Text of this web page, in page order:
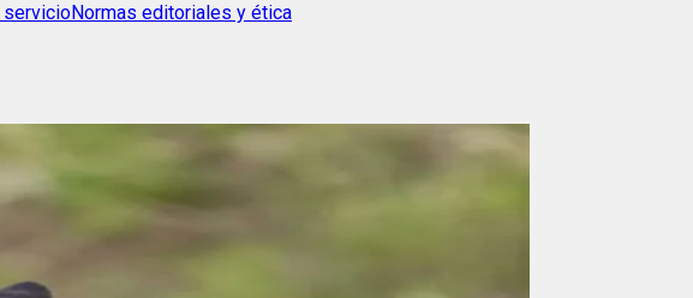
servicioNormas editoriales y ética